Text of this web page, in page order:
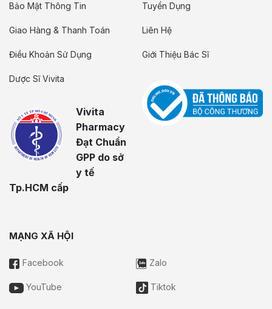
Bảo Mật Thông Tin
Giao Hàng & Thanh Toán
Điều Khoản Sử Dụng
Dược Sĩ Vivita
Vivita
Pharmacy
Đạt Chuẩn
GPP do sở
y tế
Tp.HCM cấp
Tuyển Dụng
Liên Hệ
Giới Thiệu Bác Sĩ
MẠNG XÃ HỘI
Facebook Zalo
YouTube Tiktok